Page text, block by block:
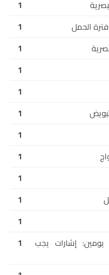
1
الحمل
1
1
1
1
1
1
1
1
1
1
يومين: إشارات يجب
1